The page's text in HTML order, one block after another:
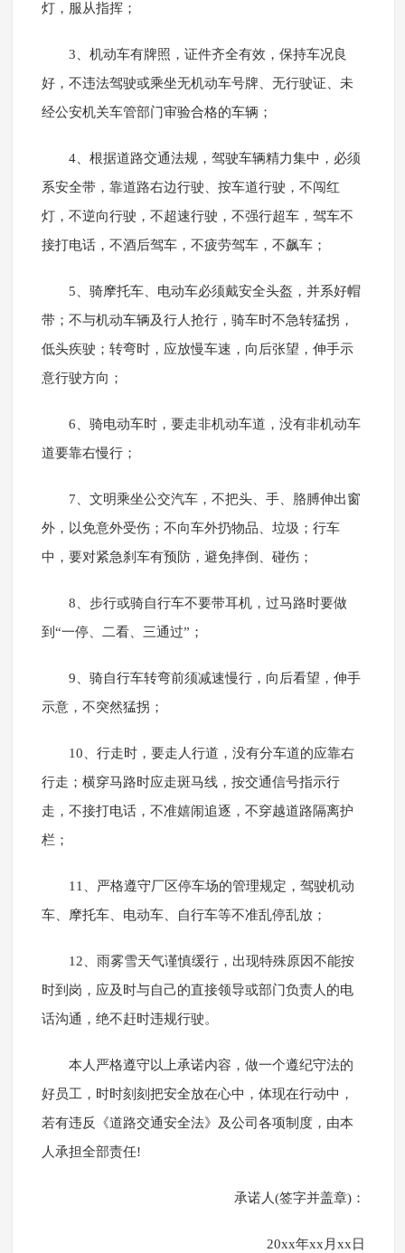
灯，服从指挥；
3、机动车有牌照，证件齐全有效，保持车况良
好，不违法驾驶或乘坐无机动车号牌、无行驶证、未
经公安机关车管部门审验合格的车辆；
4、根据道路交通法规，驾驶车辆精力集中，必须
系安全带，靠道路右边行驶、按车道行驶，不闯红
灯，不逆向行驶，不超速行驶，不强行超车，驾车不
接打电话，不酒后驾车，不疲劳驾车，不飙车；
5、骑摩托车、电动车必须戴安全头盔，并系好帽
带；不与机动车辆及行人抢行，骑车时不急转猛拐，
低头疾驶；转弯时，应放慢车速，向后张望，伸手示
意行驶方向；
6、骑电动车时，要走非机动车道，没有非机动车
道要靠右慢行；
7、文明乘坐公交汽车，不把头、手、胳膊伸出窗
外，以免意外受伤；不向车外扔物品、垃圾；行车
中，要对紧急刹车有预防，避免摔倒、碰伤；
8、步行或骑自行车不要带耳机，过马路时要做
到“一停、二看、三通过”；
9、骑自行车转弯前须减速慢行，向后看望，伸手
示意，不突然猛拐；
10、行走时，要走人行道，没有分车道的应靠右
行走；横穿马路时应走斑马线，按交通信号指示行
走，不接打电话，不准嬉闹追逐，不穿越道路隔离护
栏；
11、严格遵守厂区停车场的管理规定，驾驶机动
车、摩托车、电动车、自行车等不准乱停乱放；
12、雨雾雪天气谨慎缓行，出现特殊原因不能按
时到岗，应及时与自己的直接领导或部门负责人的电
话沟通，绝不赶时违规行驶。
本人严格遵守以上承诺内容，做一个遵纪守法的
好员工，时时刻刻把安全放在心中，体现在行动中，
若有违反《道路交通安全法》及公司各项制度，由本
人承担全部责任!
承诺人(签字并盖章)：
20xx年xx月xx日